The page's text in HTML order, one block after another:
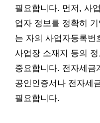
필요합니다. 먼저, 사
업자 정보를 정확히
는 자의 사업자등록번
사업장 소재지 등의
중요합니다. 전자세금
공인인증서나 전자세
필요합니다.